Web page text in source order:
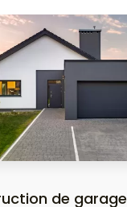
de garage